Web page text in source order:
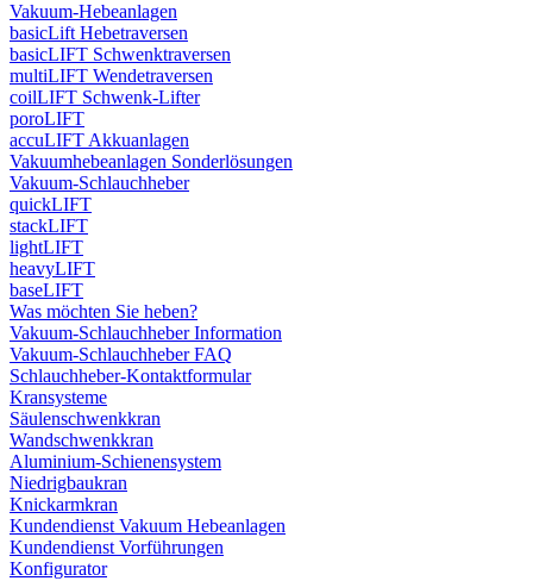
Vakuum-Hebeanlagen
basicLift Hebetraversen
basicLIFT Schwenktraversen
multiLIFT Wendetraversen
coilLIFT Schwenk-Lifter
poroLIFT
accuLIFT Akkuanlagen
Vakuumhebeanlagen Sonderlösungen
Vakuum-Schlauchheber
quickLIFT
stackLIFT
lightLIFT
heavyLIFT
baseLIFT
Was möchten Sie heben?
Vakuum-Schlauchheber Information
Vakuum-Schlauchheber FAQ
Schlauchheber-Kontaktformular
Kransysteme
Säulenschwenkkran
Wandschwenkkran
Aluminium-Schienensystem
Niedrigbaukran
Knickarmkran
Kundendienst Vakuum Hebeanlagen
Kundendienst Vorführungen
Konfigurator